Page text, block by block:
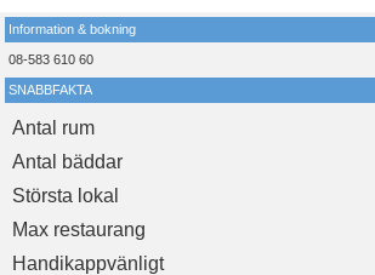
Information & bokning
08-583 610 60
SNABBFAKTA
Antal rum
Antal bäddar
Största lokal
Max restaurang
Handikappvänligt